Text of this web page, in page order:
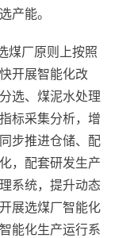
产能。
煤厂原则上按照
开展智能化改
选、煤泥水处理
标采集分析，增
步推进仓储、配
，配套研发生产
系统，提升动态
展选煤厂智能化
能化生产运行系